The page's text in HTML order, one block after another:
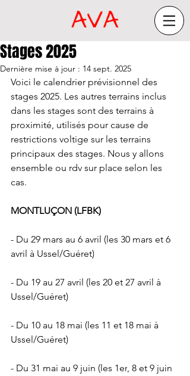
Stages 2025
Dernière mise à jour : 14 sept. 2025
Voici le calendrier prévisionnel des
stages 2025. Les autres terrains inclus
dans les stages sont des terrains à
proximité, utilisés pour cause de
restrictions voltige sur les terrains
principaux des stages. Nous y allons
ensemble ou rdv sur place selon les
cas.
MONTLUÇON (LFBK)
- Du 29 mars au 6 avril (les 30 mars et 6
avril à Ussel/Guéret)
- Du 19 au 27 avril (les 20 et 27 avril à
Ussel/Guéret)
- Du 10 au 18 mai (les 11 et 18 mai à
Ussel/Guéret)
- Du 31 mai au 9 juin (les 1er, 8 et 9 juin